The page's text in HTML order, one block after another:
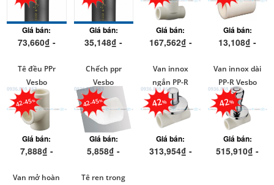
Giá bán:
73,660₫ -
Giá bán:
35,148₫ -
Giá bán:
167,562₫ -
Giá bán:
13,108₫ -
Tê đều PPr
Vesbo
42-45
Giá bán:
7,888₫ -
Chếch ppr
Vesbo
42-45
Giá bán:
5,858₫ -
Van innox
ngắn PP-R
Vesbo
42
Giá bán:
313,954₫ -
Van innox dài
PP-R Vesbo
42
Giá bán:
515,910₫ -
Van mở hoàn
Tê ren trong